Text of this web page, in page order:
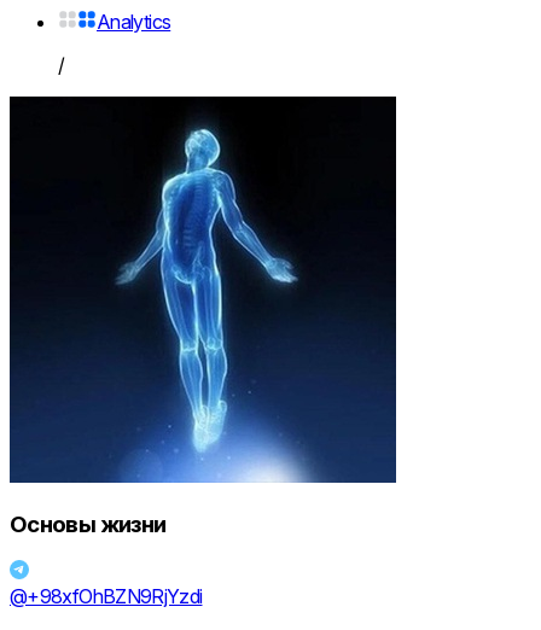
Analytics
/
Основы жизни
@+98xfOhBZN9RjYzdi